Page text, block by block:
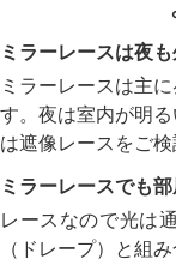
ミラーレースは夜
ミラーレースは主
す。夜は室内が明
は遮像レースをご検
ミラーレースでも
レースなので光は
（ドレープ）と組